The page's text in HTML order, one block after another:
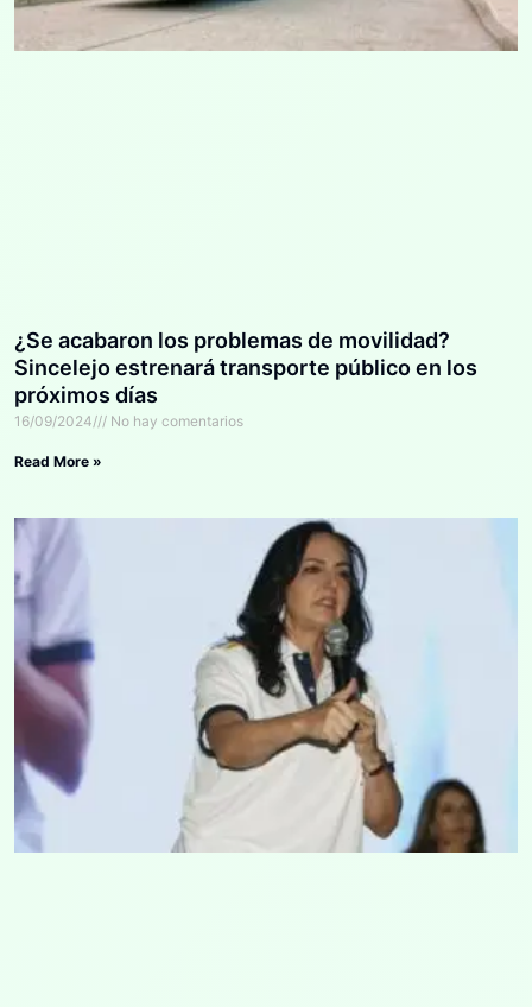
¿Se acabaron los problemas de movilidad?
Sincelejo estrenará transporte público en los
próximos días
16/09/2024 No hay comentarios
Read More »